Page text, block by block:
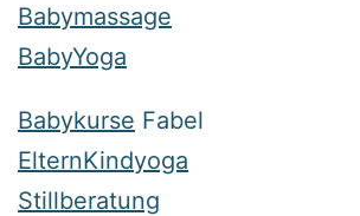
Babymassage
BabyYoga
Babykurse Fabel
ElternKindyoga
Stillberatung